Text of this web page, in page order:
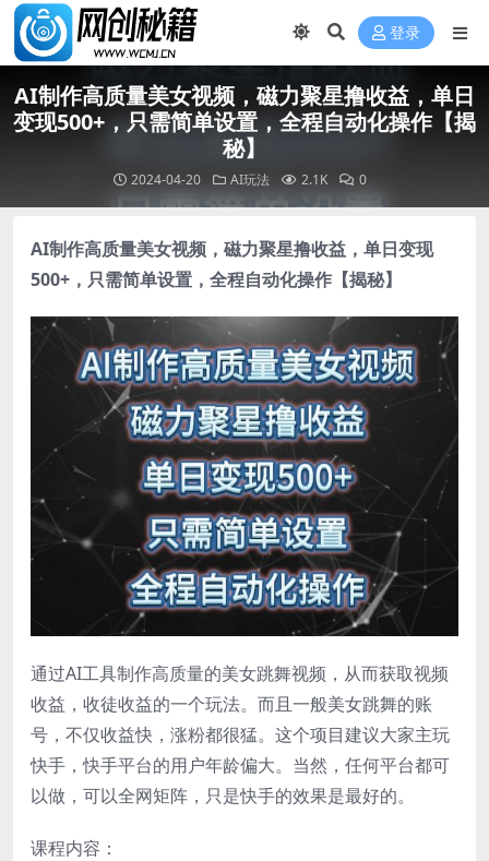
登录
AI制作高质量美女视频，磁力聚星撸收益，单日
变现500+，只需简单设置，全程自动化操作【揭
秘】
2024-04-20 AI玩法 2.1K 0
AI制作高质量美女视频 ，磁力聚星撸收益，单日变现
500+，只需简单设置，全程自动化操作【揭秘】
通过AI工具制作高质量的美女跳舞视频，从而获取视频
收益，收徒收益的一个玩法。而且一般美女跳舞的账
号，不仅收益快，涨粉都很猛。这个项目建议大家主玩
快手，快手平台的用户年龄偏大。当然，任何平台都可
以做，可以全网矩阵，只是快手的效果是最好的。
课程内容：